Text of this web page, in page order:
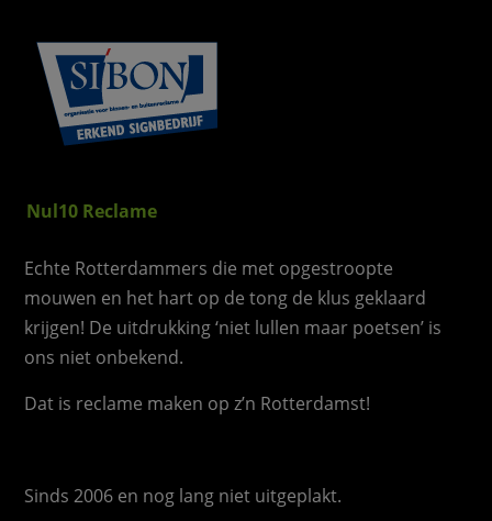
Nul10 Reclame
Echte Rotterdammers die met opgestroopte
mouwen en het hart op de tong de klus geklaard
krijgen! De uitdrukking ‘niet lullen maar poetsen’ is
ons niet onbekend.
Dat is reclame maken op z’n Rotterdamst!
Sinds 2006 en nog lang niet uitgeplakt.